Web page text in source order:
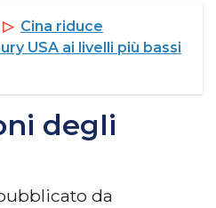
▷ Cina riduce
USA ai livelli più bassi
degli
da